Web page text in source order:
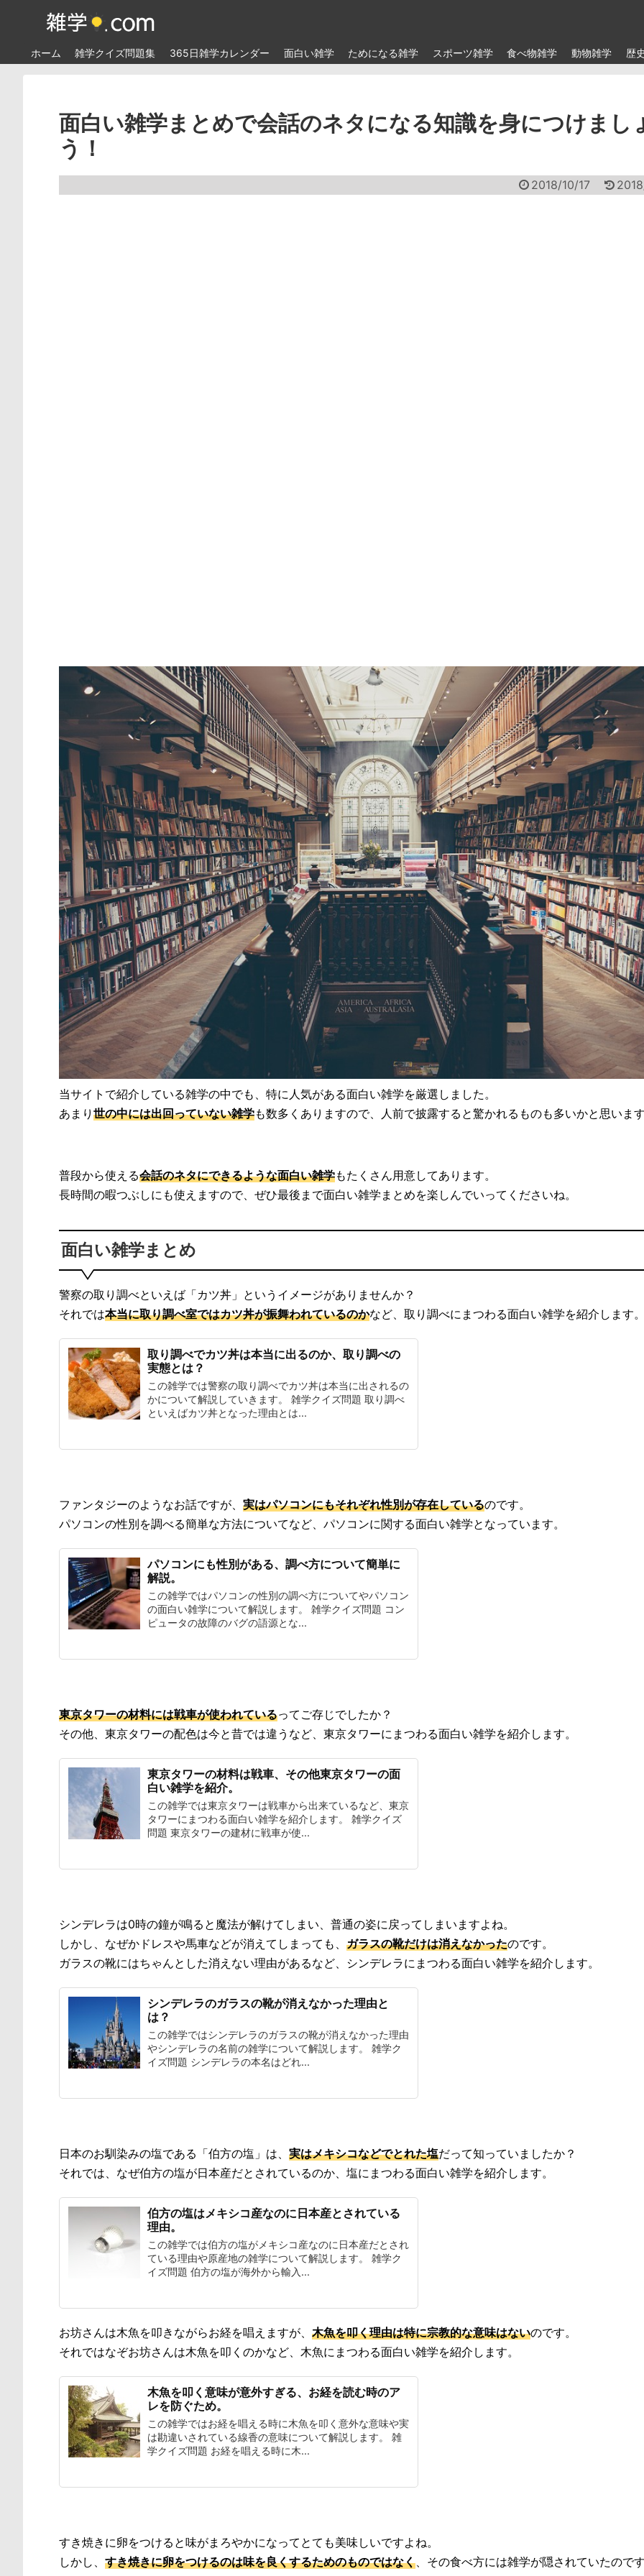
ホーム 雑学クイズ問題集 365日雑学カレンダー 面白い雑学 ためになる雑学 スポーツ雑学 食べ物雑学 動物雑学 歴
面白い雑学まとめで会話のネタになる知識を身につけまし
う！
2018/10/17
当サイトで紹介している雑学の中でも、特に人気がある面白い雑学を厳選しました。
あまり 世の中には出回っていない雑学も数多くありますので、人前で披露すると驚かれるものも多いかと思いま
普段から使える会話のネタにできるような面白い雑学もたくさん用意してあります。
長時間の暇つぶしにも使えますので、ぜひ最後まで面白い雑学まとめを楽しんでいってくださいね。
面白い雑学まとめ
警察の取り調べといえば「カツ丼」というイメージがありませんか？
それでは本当に取り調べ室ではカツ丼が振舞われているのかなど、取り調べにまつわる面白い雑学を紹介します
取り調べでカツ丼は本当に出るのか、取り調べの
実態とは？
この雑学では警察の取り調べでカツ丼は本当に出されるの
かについて解説していきます。 雑学クイズ問題 取り調べ
といえばカツ丼となった理由とは...
ファンタジーのようなお話ですが、 実はパソコンにもそれぞれ性別が存在しているのです。
パソコンの性別を調べる簡単な方法についてなど、パソコンに関する面白い雑学となっています。
パソコンにも性別がある、調べ方について簡単に
解説。
この雑学ではパソコンの性別の調べ方についてやパソコン
の面白い雑学について解説します。 雑学クイズ問題 コン
ピュータの故障のバグの語源とな...
東京タワーの材料には戦車が使われているってご存じでしたか？
その他、東京タワーの配色は今と昔では違うなど、東京タワーにまつわる面白い雑学を紹介します。
東京タワーの材料は戦車、その他東京タワーの面
白い雑学を紹介。
この雑学では東京タワーは戦車から出来ているなど、東京
タワーにまつわる面白い雑学を紹介します。 雑学クイズ
問題 東京タワーの建材に戦車が使...
シンデレラは0時の鐘が鳴ると魔法が解けてしまい、普通の姿に戻ってしまいますよね。
しかし、なぜかドレスや馬車などが消えてしまっても、 ガラスの靴だけは消えなかったのです。
ガラスの靴にはちゃんとした消えない理由があるなど、シンデレラにまつわる面白い雑学を紹介します。
シンデレラのガラスの靴が消えなかった理由と
は？
この雑学ではシンデレラのガラスの靴が消えなかった理由
やシンデレラの名前の雑学について解説します。 雑学ク
イズ問題 シンデレラの本名はどれ...
日本のお馴染みの塩である「伯方の塩」は、 実はメキシコなどでとれた塩だって知っていましたか？
それでは、なぜ伯方の塩が日本産だとされているのか、塩にまつわる面白い雑学を紹介します。
伯方の塩はメキシコ産なのに日本産とされている
理由。
この雑学では伯方の塩がメキシコ産なのに日本産だとされ
ている理由や原産地の雑学について解説します。 雑学ク
イズ問題 伯方の塩が海外から輸入...
お坊さんは木魚を叩きながらお経を唱えますが、 木魚を叩く理由は特に宗教的な意味はないのです。
それではなぞお坊さんは木魚を叩くのかなど、木魚にまつわる面白い雑学を紹介します。
木魚を叩く意味が意外すぎる、お経を読む時のア
レを防ぐため。
この雑学ではお経を唱える時に木魚を叩く意外な意味や実
は勘違いされている線香の意味について解説します。 雑
学クイズ問題 お経を唱える時に木...
すき焼きに卵をつけると味がまろやかになってとても美味しいですよね。
しかし、 すき焼きに卵をつけるのは味を良くするためのものではなく 、その食べ方には雑学が隠されていたので